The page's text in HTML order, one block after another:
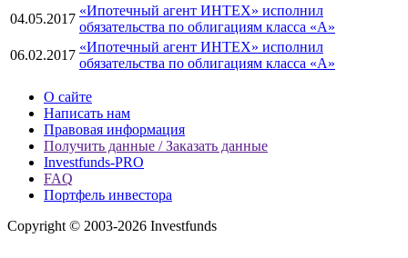
04.05.2017
«Ипотечный агент ИНТЕХ» исполнил
обязательства по облигациям класса «А»
06.02.2017
«Ипотечный агент ИНТЕХ» исполнил
обязательства по облигациям класса «А»
О сайте
Написать нам
Правовая информация
Получить данные / Заказать данные
Investfunds-PRO
FAQ
Портфель инвестора
Copyright © 2003-2026 Investfunds